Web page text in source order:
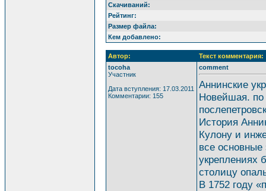
Скачиваний:
Рейтинг:
Размер файла:
Кем добавлено:
Автор:
Текст комментария:
tocoha
Участник
Дата вступления: 17.03.2011
Комментарии: 155
comment
Аннинские
Новейшая. по
История
Кулону и
все
укреплениях
столицу
В 1752 году